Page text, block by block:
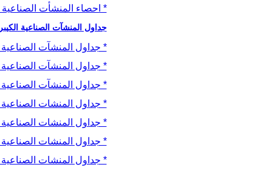
* احصاء المنشأت الصناعية
جداول المنشآت الصناعية
* جداول المنشآت الصناعية
* جداول المنشآت الصناعية
* جداول المنشآت الصناعية
* جداول المنشات الصناعية
* جداول المنشات الصناعية
* جداول المنشات الصناعية
* جداول المنشات الصناعية